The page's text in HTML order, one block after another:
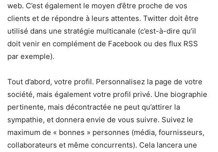
web. C’est également le moyen d’être proche de vos
clients et de répondre à leurs attentes. Twitter doit être
utilisé dans une stratégie multicanale (c’est-à-dire qu’il
doit venir en complément de Facebook ou des flux RSS
par exemple).
Tout d’abord, votre profil. Personnalisez la page de votre
société, mais également votre profil privé. Une biographie
pertinente, mais décontractée ne peut qu’attirer la
sympathie, et donnera envie de vous suivre. Suivez le
maximum de « bonnes » personnes (média, fournisseurs,
collaborateurs et même concurrents). Cela lancera une